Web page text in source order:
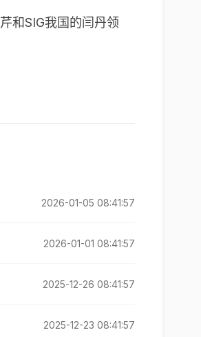
和SIG我国的闫丹领
2026-01-05 08:41:57
2026-01-01 08:41:57
2025-12-26 08:41:57
2025-12-23 08:41:57